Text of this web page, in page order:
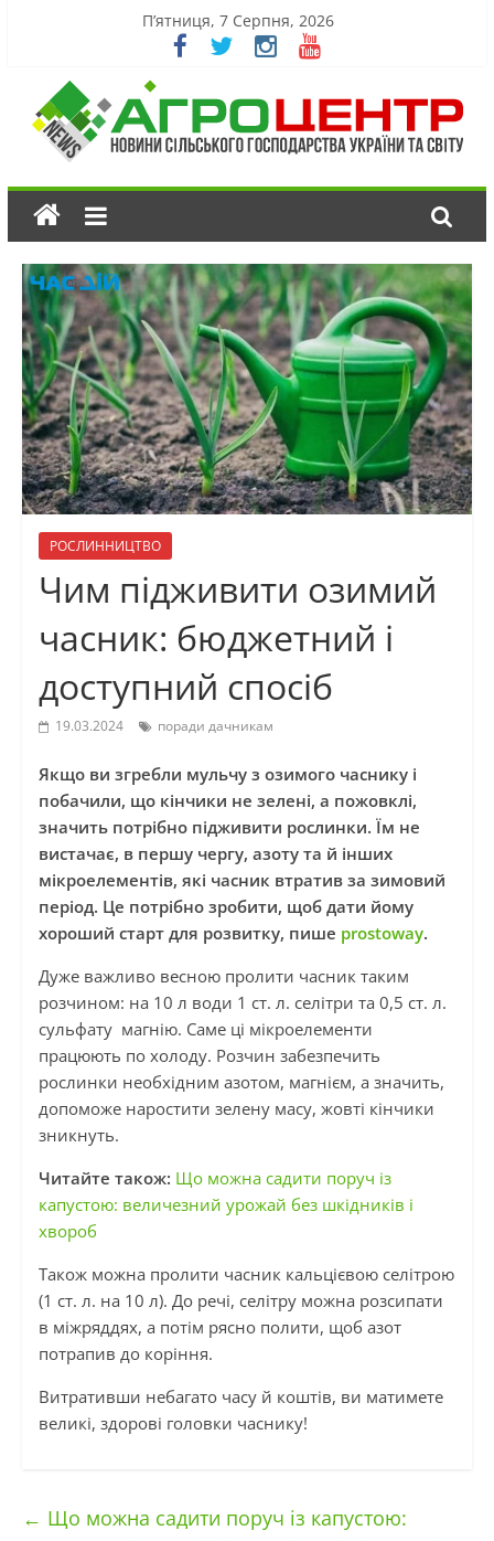
П’ятниця, 7 Серпня, 2026
РОСЛИННИЦТВО
Чим підживити озимий
часник: бюджетний і
доступний спосіб
19.03.2024 поради дачникам
Якщо ви згребли мульчу з озимого часнику і
побачили, що кінчики не зелені, а пожовклі,
значить потрібно підживити рослинки. Їм не
вистачає, в першу чергу, азоту та й інших
мікроелементів, які часник втратив за зимовий
період. Це потрібно зробити, щоб дати йому
хороший старт для розвитку, пише prostoway.
Дуже важливо весною пролити часник таким
розчином: на 10 л води 1 ст. л. селітри та 0,5 ст. л.
сульфату магнію. Саме ці мікроелементи
працюють по холоду. Розчин забезпечить
рослинки необхідним азотом, магнієм, а значить,
допоможе наростити зелену масу, жовті кінчики
зникнуть.
Читайте також: Що можна садити поруч із
капустою: величезний урожай без шкідників і
хвороб
Також можна пролити часник кальцієвою селітрою
(1 ст. л. на 10 л). До речі, селітру можна розсипати
в міжряддях, а потім рясно полити, щоб азот
потрапив до коріння.
Витративши небагато часу й коштів, ви матимете
великі, здорові головки часнику!
← Що можна садити поруч із капустою: